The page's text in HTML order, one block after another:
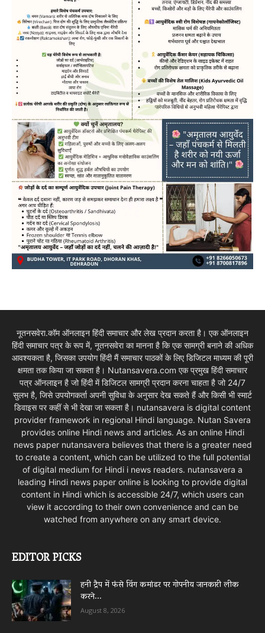
नूतनसवेरा.कॉम ऑनलाइन हिंदी समाचार और लेख प्रदान करता है। एक ऑनलाइन
हिंदी समाचार पत्र के रूप में, नूतनसवेरा का मानना है कि एक सामग्री बनाने की अधिक
आवश्यकता है, जिसका उपयोग हिंदी मैं समाचार पाठकों के लिए डिजिटल माध्यम की पूरी
क्षमता तक किया जा सकता है। Nutansavera.com एक प्रमुख हिंदी समाचार
पत्र ऑनलाइन है जो हिंदी में डिजिटल सामग्री प्रदान करना चाहता है जो 24/7
सुलभ है, जिसे उपयोगकर्ता अपनी सुविधा के अनुसार देख सकते हैं और किसी भी स्मार्ट
डिवाइस पर कहीं से भी देखा जा सकता है। nutansavera is digital content
provider framework in regional Hindi language. Nutan Savera
provides online Hindi news and articles. As an online Hindi
news paper nutansavera believes that there is a greater need
to create a content, which can be utilized to the full potential
of digital medium for Hindi i news readers. nutansavera a
leading Hindi news paper online is looking to provide digital
content in Hindi which is accessible 24/7, which users can
view it according to their own convenience and can be
watched from anywhere on any smart device.
EDITOR PICKS
हनी ट्रैप में फंसे विंग कमांडर पर गोपनीय जानकारी लीक
करने...
August 8, 2026